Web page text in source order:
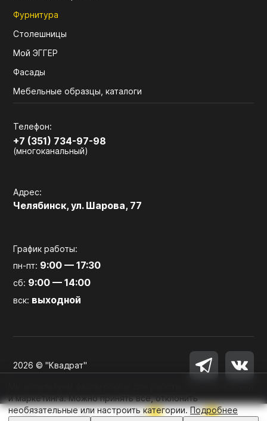
0 0
Фурнитура
Столешницы
Мой ЭГГЕР
Фасады
Мебельные образцы, каталоги
Телефон:
+7 (351) 734-97-98
(многоканальный)
Адрес:
Челябинск, ул. Шарова, 77
График работы:
пн-пт: 9:00 — 17:30
сб: 9:00 — 14:00
вск: выходной
2026 © "Квадрат"
и маркетинга. Можно принять все, отклонить
необязательные или настроить категории.Подробнее